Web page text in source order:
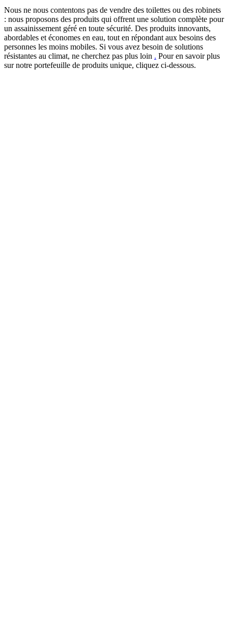
Nous ne nous contentons pas de vendre des toilettes ou des robinets
: nous proposons des produits qui offrent une solution complète pour
un assainissement géré en toute sécurité. Des produits innovants,
abordables et économes en eau, tout en répondant aux besoins des
personnes les moins mobiles. Si vous avez besoin de solutions
résistantes au climat, ne cherchez pas plus loin . Pour en savoir plus
sur notre portefeuille de produits unique, cliquez ci-dessous.